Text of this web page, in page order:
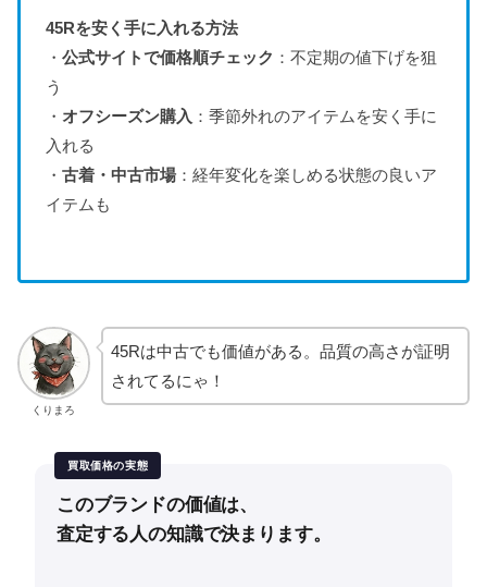
45Rを安く手に入れる方法
・ 公式サイトで価格順チェック ：不定期の値下げを狙
う
・ オフシーズン購入 ：季節外れのアイテムを安く手に
入れる
・ 古着・中古市場：経年変化を楽しめる状態の良いア
イテムも
くりまろ
45Rは中古でも価値がある。品質の高さが証明
されてるにゃ！
買取価格の実態
このブランドの価値は、
査定する人の知識で決まります。